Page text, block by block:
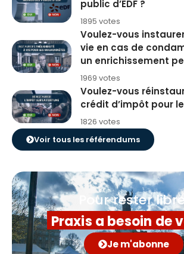
public d’EDF ?
1895 votes
Voulez-vous
vie en cas de
un enrichissement
1969 votes
Voulez-vous
crédit d’impôt pour
1826 votes
Voir tous les référendums
Pour rester
Praxis a besoin de
Je m'abonne